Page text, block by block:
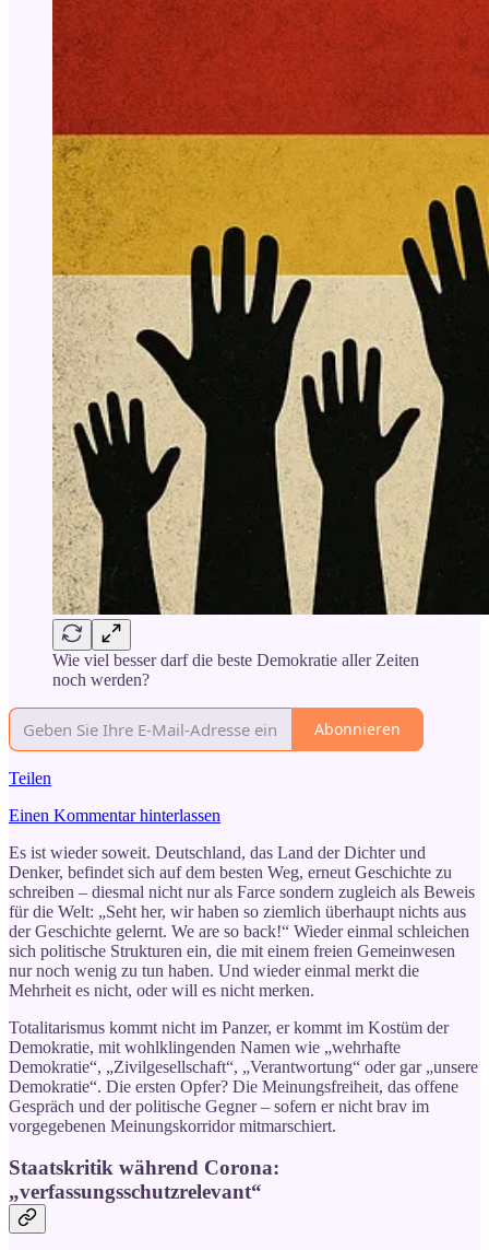
Wie viel besser darf die beste Demokratie aller Zeiten
noch werden?
Abonnieren
Teilen
Einen Kommentar hinterlassen
Es ist wieder soweit. Deutschland, das Land der Dichter und
Denker, befindet sich auf dem besten Weg, erneut Geschichte zu
schreiben – diesmal nicht nur als Farce sondern zugleich als Beweis
für die Welt: „Seht her, wir haben so ziemlich überhaupt nichts aus
der Geschichte gelernt. We are so back!“ Wieder einmal schleichen
sich politische Strukturen ein, die mit einem freien Gemeinwesen
nur noch wenig zu tun haben. Und wieder einmal merkt die
Mehrheit es nicht, oder will es nicht merken.
Totalitarismus kommt nicht im Panzer, er kommt im Kostüm der
Demokratie, mit wohlklingenden Namen wie „wehrhafte
Demokratie“, „Zivilgesellschaft“, „Verantwortung“ oder gar „unsere
Demokratie“. Die ersten Opfer? Die Meinungsfreiheit, das offene
Gespräch und der politische Gegner – sofern er nicht brav im
vorgegebenen Meinungskorridor mitmarschiert.
Staatskritik während Corona:
„verfassungsschutzrelevant“